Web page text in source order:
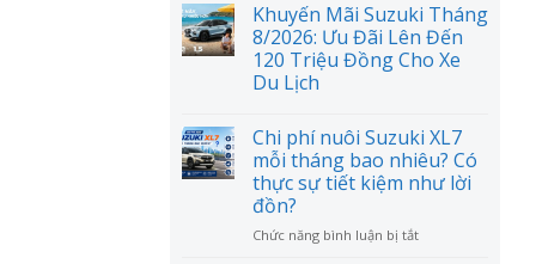
Khuyến Mãi Suzuki Tháng
8/2026: Ưu Đãi Lên Đến
120 Triệu Đồng Cho Xe
Du Lịch
Chi phí nuôi Suzuki XL7
mỗi tháng bao nhiêu? Có
thực sự tiết kiệm như lời
đồn?
Chức năng bình luận bị tắtở